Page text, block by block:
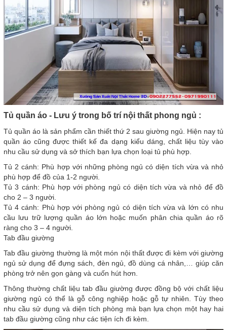
Tủ quần áo - Lưu ý trong bố trí nội thất phong ngủ :
Tủ quần áo là sản phẩm cần thiết thứ 2 sau giường ngủ. Hiện nay tủ
quần áo cũng được thiết kế đa dạng kiểu dáng, chất liệu tùy vào
nhu cầu sử dụng và sở thích bạn lựa chọn loại tủ phù hợp.
Tủ 2 cánh: Phù hợp với những phòng ngủ có diện tích vừa và nhỏ
phù hợp để đồ của 1-2 người.
Tủ 3 cánh: Phù hợp với phòng ngủ có diện tích vừa và nhỏ để đồ
cho 2 – 3 người.
Tủ 4 cánh: Phù hợp với phòng ngủ có diện tích vừa và lớn có nhu
cầu lưu trữ lượng quần áo lớn hoặc muốn phân chia quần áo rõ
ràng cho 3 – 4 người.
Tab đầu giường
Tab đầu giường thường là một món nội thất được đi kèm với giường
ngủ sử dụng để đựng sách, đèn ngủ, đồ dùng cá nhân,… giúp căn
phòng trở nên gọn gàng và cuốn hút hơn.
Thông thường chất liệu tab đầu giường được đồng bộ với chất liệu
giường ngủ có thể là gỗ công nghiệp hoặc gỗ tự nhiên. Tùy theo
nhu cầu sử dụng và diện tích phòng mà bạn lựa chọn một hay hai
tab đầu giường cũng như các tiện ích đi kèm.